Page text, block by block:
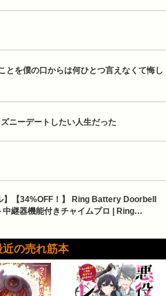
とを僕の口からは何ひとつ言えなくて悔し
ニーデートしたい人生だった
【34%OFF！】 Ring Battery Doorbell
中継器機能付きチャイムプロ | Ring…
の売れ筋本